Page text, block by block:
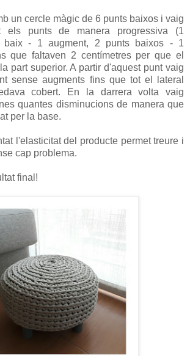
un cercle màgic de 6 punts baixos i vaig
els punts de manera progressiva (1
baix - 1 augment, 2 punts baixos - 1
que faltaven 2 centímetres per que el
part superior. A partir d'aquest punt vaig
sense augments fins que tot el lateral
cobert. En la darrera volta vaig
quantes disminucions de manera que
per la base.
l'elasticitat del producte permet treure i
cap problema.
final!